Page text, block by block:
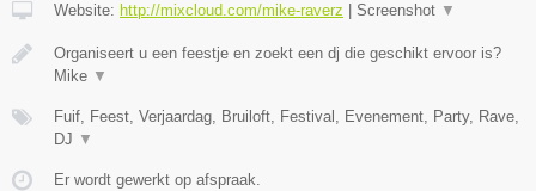
Website: http://mixcloud.com/mike-raverz Screenshot ▼
Organiseert u een feestje en zoekt een dj die geschikt ervoor is?
Mike ▼
Fuif, Feest, Verjaardag, Bruiloft, Festival, Evenement, Party, Rave,
DJ ▼
Er wordt gewerkt op afspraak.